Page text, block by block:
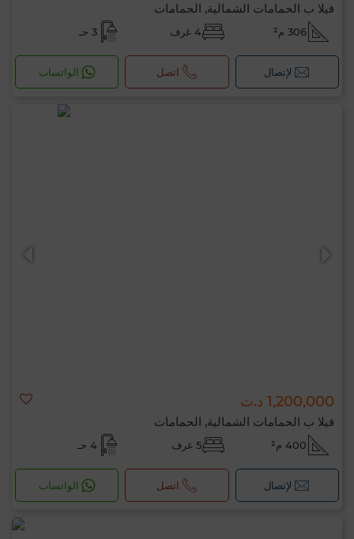
فيلا ب الحمامات الشمالية, الحمامات
306 م² 4 غرف 3 حـ
لإتصال اتصل الواتساب
1,200,000 د.ت
فيلا ب الحمامات الشمالية, الحمامات
400 م² 5 غرف 4 حـ
لإتصال اتصل الواتساب